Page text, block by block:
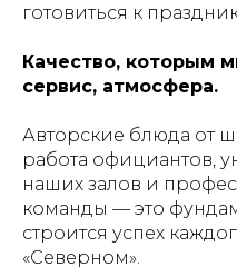
готовиться к
Качество, которым
сервис, атмосфера.
Авторские блюда от
работа официантов,
наших залов и
команды — это
строится успех
«Северном».